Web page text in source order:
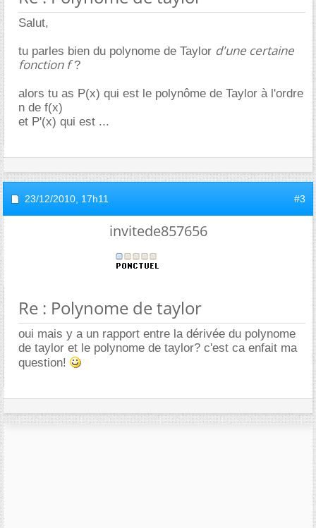
Salut,
tu parles bien du polynome de Taylor d'une certaine
fonction f?
alors tu as P(x) qui est le polynôme de Taylor à l'ordre
n de f(x)
et P'(x) qui est ...
23/12/2010, 17h11 #3
invitede857656
Re : Polynome de taylor
oui mais y a un rapport entre la dérivée du polynome
de taylor et le polynome de taylor? c'est ca enfait ma
question!